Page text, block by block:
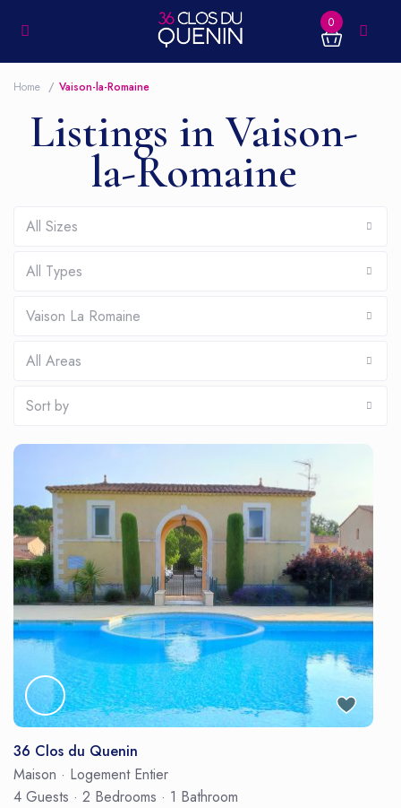
0
Home Vaison-la-Romaine
Listings in Vaison-
la-Romaine
All Sizes
All Types
Vaison La Romaine
All Areas
Sort by
36 Clos du Quenin
Maison · Logement Entier
4 Guests · 2 Bedrooms · 1 Bathroom